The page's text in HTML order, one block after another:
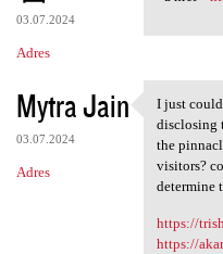
03.07.2024
Adres
Mytra Jain
03.07.2024
Adres
I just
I just
disclosing
the
visitors?
determine
https://
https://